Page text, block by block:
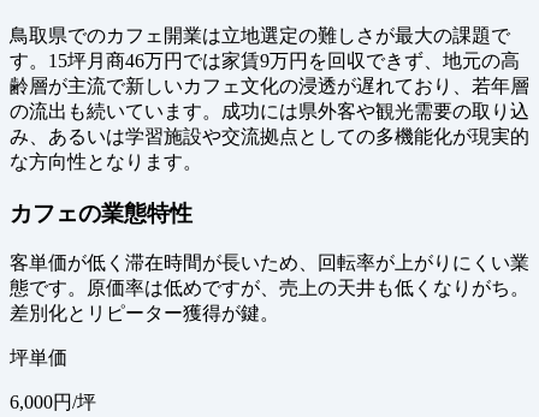
鳥取県でのカフェ開業は立地選定の難しさが最大の課題で
す。15坪月商46万円では家賃9万円を回収できず、地元の高
齢層が主流で新しいカフェ文化の浸透が遅れており、若年層
の流出も続いています。成功には県外客や観光需要の取り込
み、あるいは学習施設や交流拠点としての多機能化が現実的
な方向性となります。
カフェの業態特性
客単価が低く滞在時間が長いため、回転率が上がりにくい業
態です。原価率は低めですが、売上の天井も低くなりがち。
差別化とリピーター獲得が鍵。
坪単価
6,000円/坪